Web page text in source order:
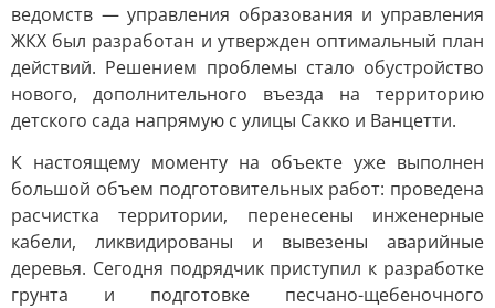
ведомств — управления образования и управления
ЖКХ был разработан и утвержден оптимальный план
действий. Решением проблемы стало обустройство
нового, дополнительного въезда на территорию
детского сада напрямую с улицы Сакко и Ванцетти.
К настоящему моменту на объекте уже выполнен
большой объем подготовительных работ: проведена
расчистка территории, перенесены инженерные
кабели, ликвидированы и вывезены аварийные
деревья. Сегодня подрядчик приступил к разработке
грунта и подготовке песчано-щебеночного